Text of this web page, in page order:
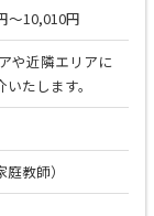
～10,010円
や近隣エリアに
たします。
教師）